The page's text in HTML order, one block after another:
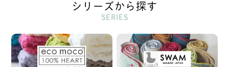
シリーズから探す
SERIES